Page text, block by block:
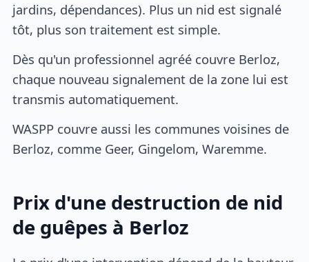
jardins, dépendances). Plus un nid est signalé
tôt, plus son traitement est simple.
Dès qu'un professionnel agréé couvre Berloz,
chaque nouveau signalement de la zone lui est
transmis automatiquement.
WASPP couvre aussi les communes voisines de
Berloz, comme Geer, Gingelom, Waremme.
Prix d'une destruction de nid
de guêpes à Berloz